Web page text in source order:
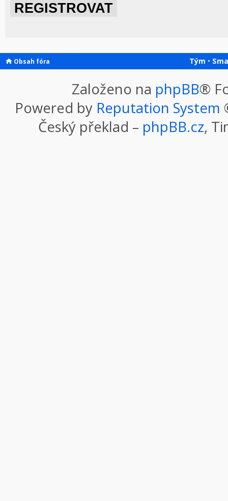
REGISTROVAT
Obsah fóra Tým •
Založeno na phpBB®
Powered by Reputation System
Český překlad – phpBB.cz,